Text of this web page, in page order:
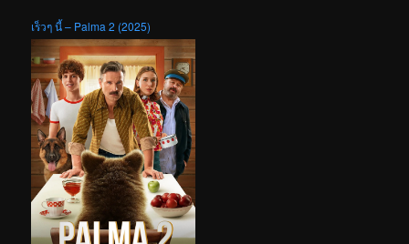
เร็วๆ นี้ – Palma 2 (2025)